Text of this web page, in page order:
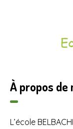
À propos de
L’école